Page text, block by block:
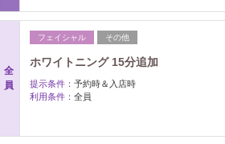
全
員
フェイシャル その他
ホワイトニング 15分追加
提示条件： 予約時＆入店時
利用条件： 全員